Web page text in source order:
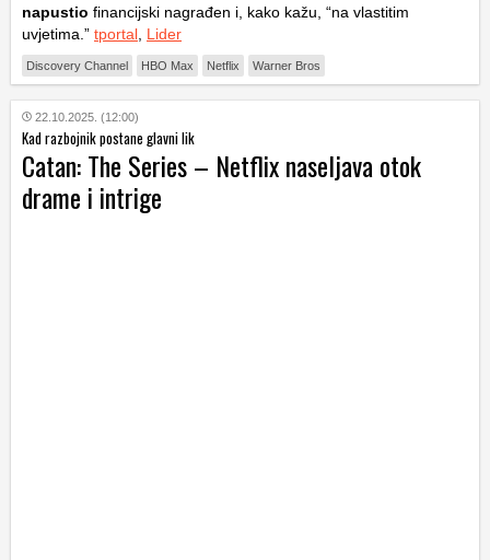
napustio financijski nagrađen i, kako kažu, “na vlastitim
uvjetima.” tportal Lider
Discovery Channel HBO Max Netflix Warner Bros
22.10.2025. (12:00)
Kad razbojnik postane glavni lik
Catan: The Series – Netflix naseljava otok
drame i intrige